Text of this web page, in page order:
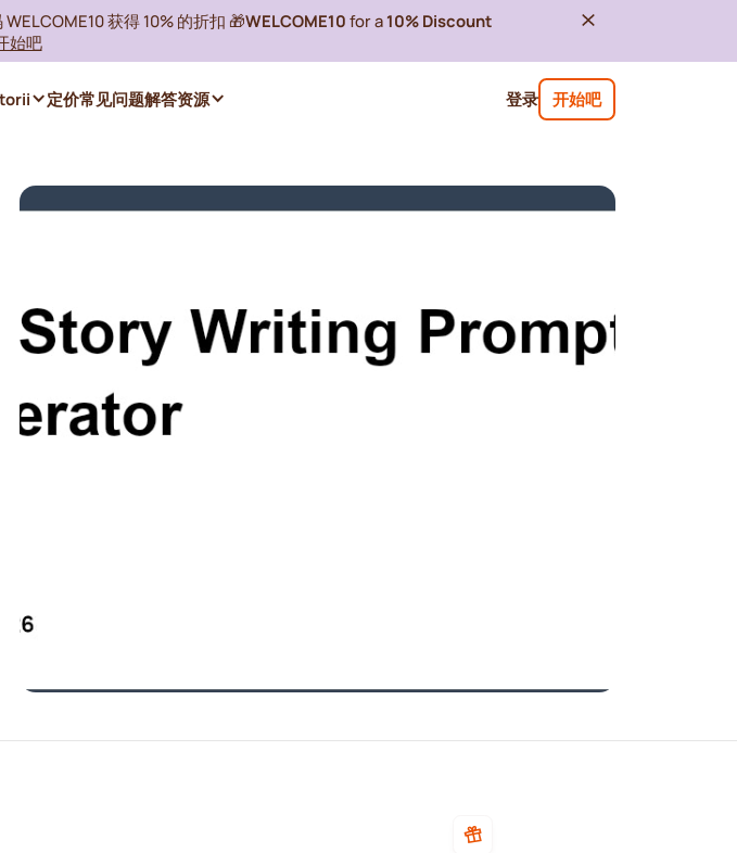
获得 10% 的折扣 🎁WELCOME10 for a10% Discount
始吧
登录 开始吧
定价常见问题解答资源